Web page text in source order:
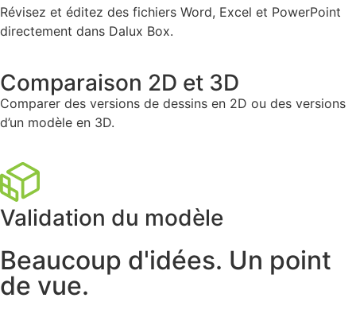
Révisez et éditez des fichiers Word, Excel et PowerPoint
directement dans Dalux Box.
Comparaison 2D et 3D
Comparer des versions de dessins en 2D ou des versions
d’un modèle en 3D.
Validation du modèle
Beaucoup d'idées. Un point
de vue.